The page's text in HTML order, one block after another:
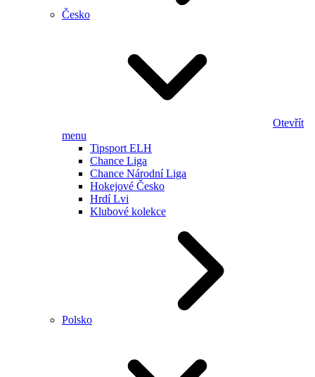
Česko
Otevřít
menu
Tipsport ELH
Chance Liga
Chance Národní Liga
Hokejové Česko
Hrdí Lvi
Klubové kolekce
Polsko